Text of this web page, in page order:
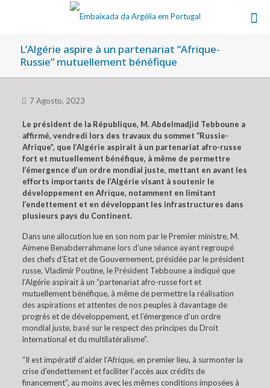
L’Algérie aspire à un partenariat “Afrique-
Russie” mutuellement bénéfique
7 Agosto, 2023
Le président de la République, M. Abdelmadjid Tebboune a
affirmé, vendredi lors des travaux du sommet “Russie-
Afrique”, que l’Algérie aspirait à un partenariat afro-russe
fort et mutuellement bénéfique, à même de permettre
l’émergence d’un ordre mondial juste, mettant en avant les
efforts importants de l’Algérie visant à soutenir le
développement en Afrique, notamment en limitant
l’endettement et en développant les infrastructures dans
plusieurs pays du Continent.
Dans une allocution lue en son nom par le Premier ministre, M.
Aïmene Benabderrahmane lors d’une séance ayant regroupé
des chefs d’Etat et de Gouvernement, présidée par le président
russe, Vladimir Poutine, le Président Tebboune a indiqué que
l’Algérie aspirait à un “partenariat afro-russe fort et
mutuellement bénéfique, à même de permettre la réalisation
des aspirations et attentes de nos peuples à davantage de
progrès et de développement, et l’émergence d’un ordre
mondial juste, basé sur le respect des principes du Droit
international et du multilatéralisme”.
“Il est impératif d’aider l’Afrique, en premier lieu, à surmonter la
crise d’endettement et faciliter l’accès aux crédits de
financement”, au moins avec les mêmes conditions imposées à